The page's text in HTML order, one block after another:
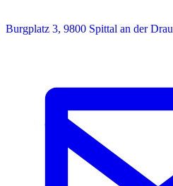
Burgplatz 3, 9800 Spittal an der Drau